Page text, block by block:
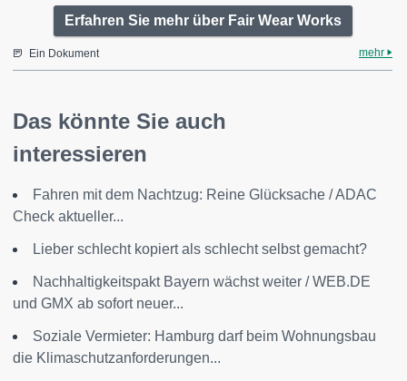
Erfahren Sie mehr über Fair Wear Works
Ein Dokument mehr
Das könnte Sie auch
interessieren
Fahren mit dem Nachtzug: Reine Glücksache / ADAC
Check aktueller...
Lieber schlecht kopiert als schlecht selbst gemacht?
Nachhaltigkeitspakt Bayern wächst weiter / WEB.DE
und GMX ab sofort neuer...
Soziale Vermieter: Hamburg darf beim Wohnungsbau
die Klimaschutzanforderungen...